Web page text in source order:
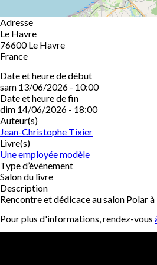
Adresse
Le Havre
76600 Le Havre
France
Date et heure de début
sam 13/06/2026 - 10:00
Date et heure de fin
dim 14/06/2026 - 18:00
Auteur(s)
Jean-Christophe Tixier
Livre(s)
Une employée modèle
Type d’événement
Salon du livre
Description
Rencontre et dédicace au salon Polar à
Pour plus d'informations, rendez-vous